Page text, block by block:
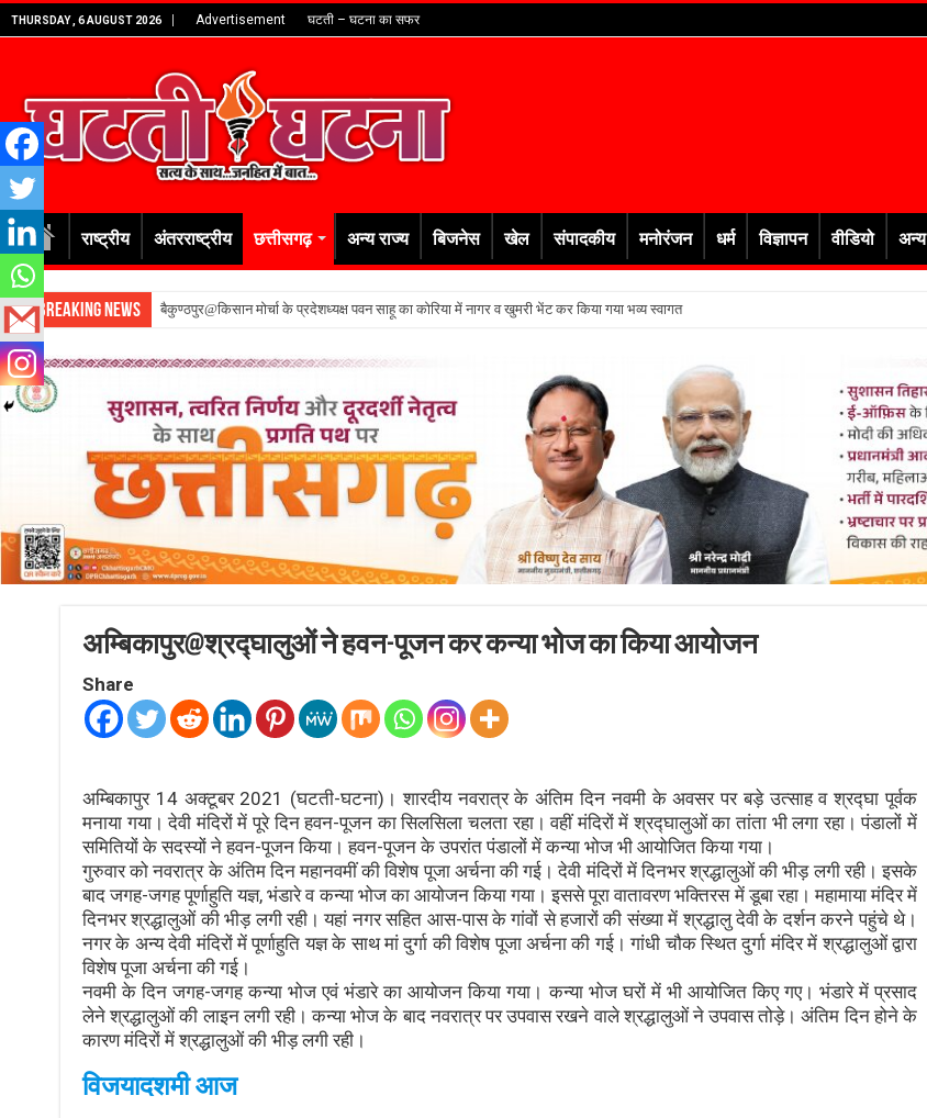
THURSDAY , 6 AUGUST 2026 Advertisement घटती – घटना का सफर
राष्ट्रीय अंतरराष्ट्रीय छत्तीसगढ़ अन्य राज्य बिजनेस खेल संपादकीय मनोरंजन धर्म विज्ञापन वीडियो अन्य
Breaking News बैकुण्ठपुर@किसान मोर्चा के प्रदेशध्यक्ष पवन साहू का कोरिया में नागर व खुमरी भेंट कर किया गया भव्य स्वागत
अम्बिकापुर@श्रद्घालुओं ने हवन-पूजन कर कन्या भोज का किया आयोजन
Share
अम्बिकापुर 14 अक्टूबर 2021 (घटती-घटना)। शारदीय नवरात्र के अंतिम दिन नवमी के अवसर पर बड़े उत्साह व श्रद्घा पूर्वक
मनाया गया। देवी मंदिरों में पूरे दिन हवन-पूजन का सिलसिला चलता रहा। वहीं मंदिरों में श्रद्घालुओं का तांता भी लगा रहा। पंडालों में
समितियों के सदस्यों ने हवन-पूजन किया। हवन-पूजन के उपरांत पंडालों में कन्या भोज भी आयोजित किया गया।
गुरुवार को नवरात्र के अंतिम दिन महानवमीं की विशेष पूजा अर्चना की गई। देवी मंदिरों में दिनभर श्रद्धालुओं की भीड़ लगी रही। इसके
बाद जगह-जगह पूर्णाहुति यज्ञ, भंडारे व कन्या भोज का आयोजन किया गया। इससे पूरा वातावरण भक्तिरस में डूबा रहा। महामाया मंदिर में
दिनभर श्रद्धालुओं की भीड़ लगी रही। यहां नगर सहित आस-पास के गांवों से हजारों की संख्या में श्रद्धालु देवी के दर्शन करने पहुंचे थे।
नगर के अन्य देवी मंदिरों में पूर्णाहुति यज्ञ के साथ मां दुर्गा की विशेष पूजा अर्चना की गई। गांधी चौक स्थित दुर्गा मंदिर में श्रद्धालुओं द्वारा
विशेष पूजा अर्चना की गई।
नवमी के दिन जगह-जगह कन्या भोज एवं भंडारे का आयोजन किया गया। कन्या भोज घरों में भी आयोजित किए गए। भंडारे में प्रसाद
लेने श्रद्धालुओं की लाइन लगी रही। कन्या भोज के बाद नवरात्र पर उपवास रखने वाले श्रद्धालुओं ने उपवास तोड़े। अंतिम दिन होने के
कारण मंदिरों में श्रद्धालुओं की भीड़ लगी रही।
विजयादशमी आज